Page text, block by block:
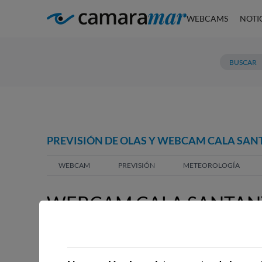
WEBCAMS
PREVISIÓN DE OLAS Y WEBCAM CALA
WEBCAM PREVISIÓN METEOROLOGÍA
WEBCAM CALA